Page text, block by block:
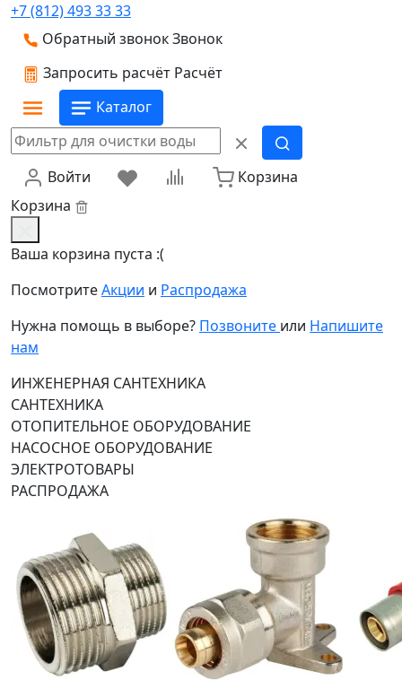
+7 (812) 493 33 33
Обратный звонокЗвонок
Запросить расчёт Расчёт
Каталог
Войти
Корзина
Корзина
Ваша корзина пуста :(
ПосмотритеАкции и Распродажа
Нужна помощь в выборе? Позвоните или Напишите
нам
ИНЖЕНЕРНАЯ САНТЕХНИКА
САНТЕХНИКА
ОТОПИТЕЛЬНОЕ ОБОРУДОВАНИЕ
НАСОСНОЕ ОБОРУДОВАНИЕ
ЭЛЕКТРОТОВАРЫ
РАСПРОДАЖА